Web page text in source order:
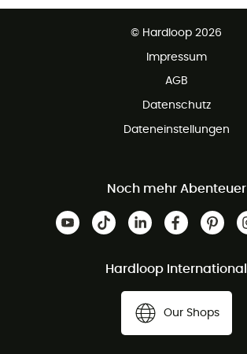
© Hardloop 2026
Impressum
AGB
Datenschutz
Dateneinstellungen
Noch mehr Abenteuer
Hardloop International
Our Shops